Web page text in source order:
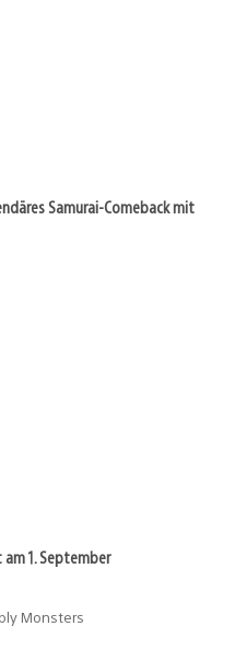
Samurai-Comeback mit
1. September
Monsters